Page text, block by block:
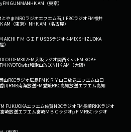
FM GUNMANHK AM（東京）
とやまMROラジオエフエム石川FBCラジオFM福井
AM（東京） NHK AM（名古屋）
AICHI ＦＭ ＧＩＦＵ SBSラジオK-MIX SHIZUOKA
）
FM802FM大阪ラジオ関西Kiss FM KOBE
KYOTOwbs和歌山放送NHK AM（大阪）
山RCCラジオ広島FM ＫＲＹ山口放送エフエム山口
川RNB南海放送FM愛媛RKC高知放送エフエム高知
FUKUOKAエフエム佐賀NBCラジオFM長崎RKKラジオ
宮崎放送エフエム宮崎ＭＢＣラジオμＦＭRBCiラジオ